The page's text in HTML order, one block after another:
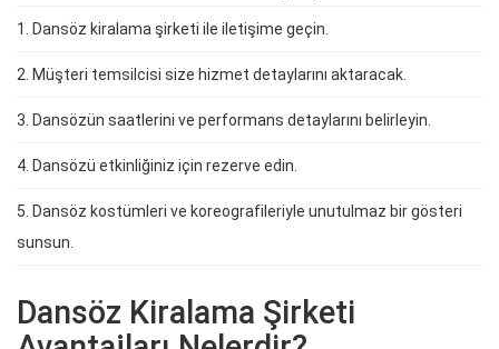
1. Dansöz kiralama şirketi ile iletişime geçin.
2. Müşteri temsilcisi size hizmet detaylarını aktaracak.
3. Dansözün saatlerini ve performans detaylarını belirleyin.
4. Dansözü etkinliğiniz için rezerve edin.
5. Dansöz kostümleri ve koreografileriyle unutulmaz bir gösteri
sunsun.
Dansöz Kiralama Şirketi